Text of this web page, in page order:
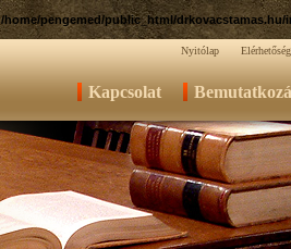
/home/pengemed/public_html/drkovacstamas.hu/
Nyitólap
Kapcsolat